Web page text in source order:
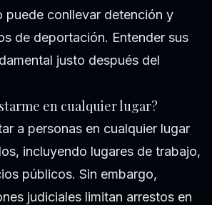
puede conllevar detención y
de deportación. Entender sus
justo después del
en cualquier lugar?
a personas en cualquier lugar
incluyendo lugares de trabajo,
públicos. Sin embargo,
judiciales limitan arrestos en